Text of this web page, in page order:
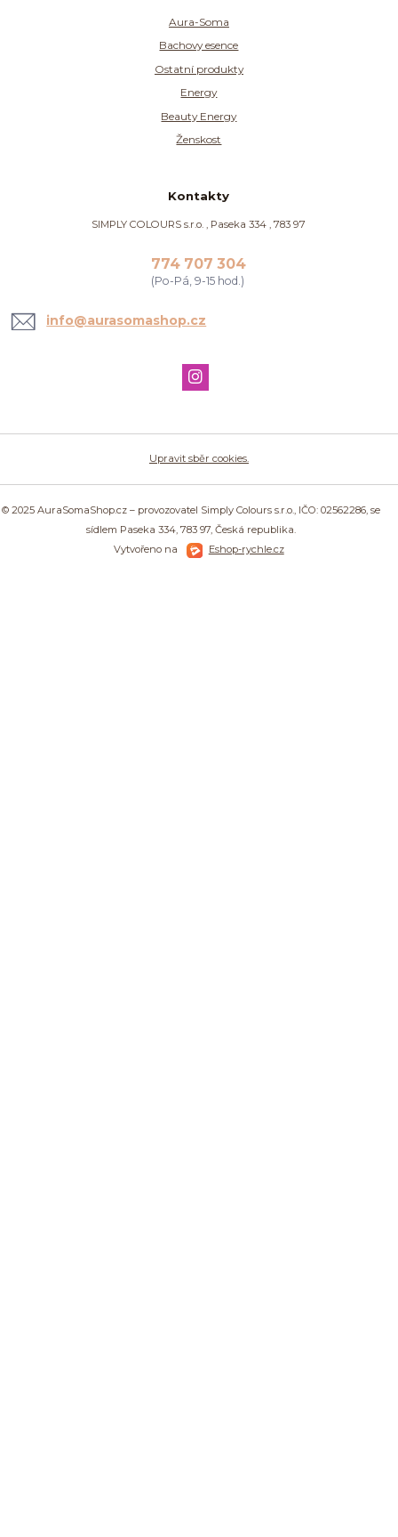
Aura-Soma
Bachovy esence
Ostatní produkty
Energy
Beauty Energy
Ženskost
Kontakty
SIMPLY COLOURS s.r.o. , Paseka 334 , 783 97
774 707 304
(Po-Pá, 9-15 hod.)
info@aurasomashop.cz
Upravit sběr cookies.
© 2025 AuraSomaShop.cz – provozovatel Simply Colours s.r.o., IČO: 02562286, se
sídlem Paseka 334, 783 97, Česká republika.
Vytvořeno na
Eshop-rychle.cz